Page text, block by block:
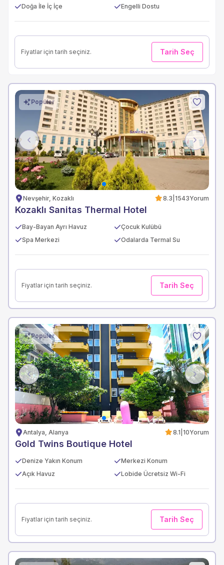
Doğa İle İç İçe
Engelli Dostu
Fiyatlar için tarih seçiniz. Tarih Seç
Previous Next
Popüler
Nevşehir, Kozaklı 8.3 1543Yorum
Kozaklı Sanitas Thermal Hotel
Bay-Bayan Ayrı Havuz
Çocuk Kulübü
Spa Merkezi
Odalarda Termal Su
Fiyatlar için tarih seçiniz. Tarih Seç
Previous Next
Popüler
Antalya, Alanya 8.1 10Yorum
Gold Twins Boutique Hotel
Denize Yakın Konum
Merkezi Konum
Açık Havuz
Lobide Ücretsiz Wi-Fi
Fiyatlar için tarih seçiniz. Tarih Seç